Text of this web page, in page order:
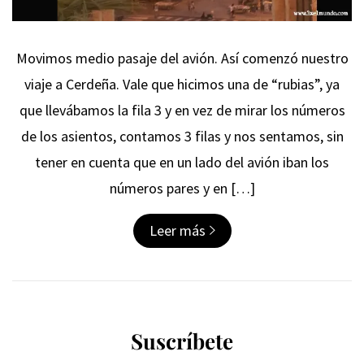
Movimos medio pasaje del avión. Así comenzó nuestro
viaje a Cerdeña. Vale que hicimos una de “rubias”, ya
que llevábamos la fila 3 y en vez de mirar los números
de los asientos, contamos 3 filas y nos sentamos, sin
tener en cuenta que en un lado del avión iban los
números pares y en […]
Leer más
Suscríbete